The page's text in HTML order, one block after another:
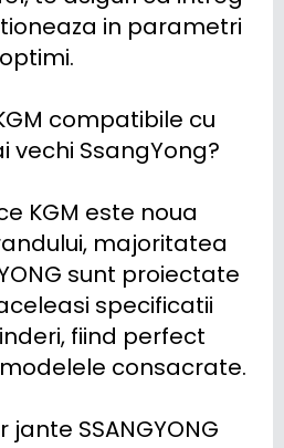
in parametri
optimi.
compatibile cu
vechi SsangYong?
KGM este noua
majoritatea
sunt proiectate
specificatii
fiind perfect
consacrate.
SSANGYONG